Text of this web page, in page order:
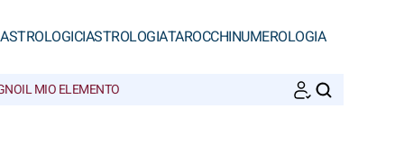
ASTROLOGIATAROCCHINUMEROLOGIA
IL MIO ELEMENTO